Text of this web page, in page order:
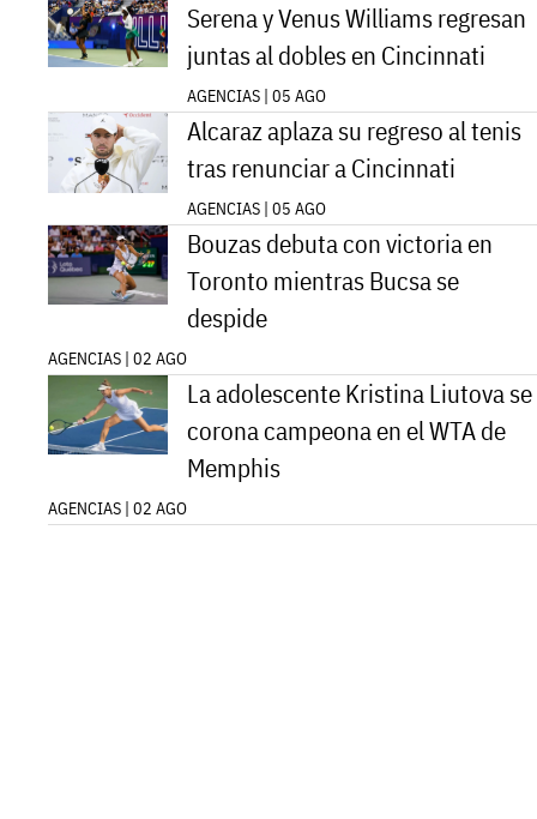
Serena y Venus Williams regresan
juntas al dobles en Cincinnati
AGENCIAS | 05 AGO
Alcaraz aplaza su regreso al tenis
tras renunciar a Cincinnati
AGENCIAS | 05 AGO
Bouzas debuta con victoria en
Toronto mientras Bucsa se
despide
AGENCIAS | 02 AGO
La adolescente Kristina Liutova se
corona campeona en el WTA de
Memphis
AGENCIAS | 02 AGO